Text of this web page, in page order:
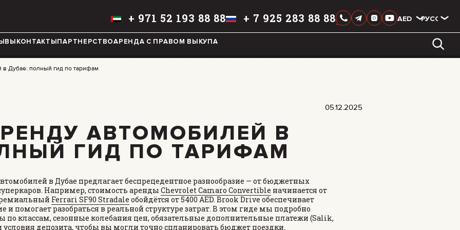
РУССКИЙ AED
+ 971 52 193 88 88 + 7 925 283 88 88 AED РУССКИЙ
КОНТАКТЫПАРТНЕРСТВОАРЕНДА С ПРАВОМ ВЫКУПА
CADILLAC
AUDI
FORD
TESLA
LINCOLN
HUMMER
LEXUS
DODGE
LAND ROVER
NISSAN
Дубае: полный гид по тарифам
05.12.2025
АВТОМОБИЛЕЙ В
ГИД ПО ТАРИФАМ
в Дубае предлагает беспрецедентное разнообразие — от бюджетных
Например, стоимость аренды Chevrolet Camaro Convertible начинается от
Ferrari SF90 Stradale обойдётся от 5400 AED. Brook Drive обеспечивает
и помогает разобраться в реальной структуре затрат. В этом гиде мы подробно
по классам, сезонные колебания цен, обязательные дополнительные платежи (Salik,
условия депозита, чтобы вы могли точно спланировать бюджет поездки.